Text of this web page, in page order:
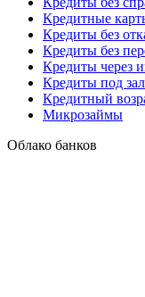
Кредитные
Кредиты без
Кредиты без
Кредиты через
Кредиты под
Кредитный
Микрозаймы
Облако банков